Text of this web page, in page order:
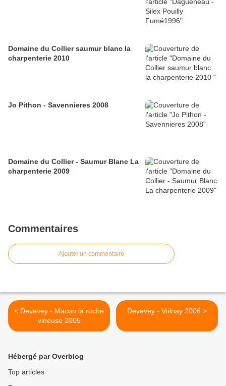
Domaine du Collier saumur blanc la
charpenterie 2010
Jo Pithon - Savennieres 2008
Domaine du Collier - Saumur Blanc La
charpenterie 2009
Commentaires
Ajouter un commentaire
< Devevey - Macon la roche
vineuse 2005
Devevey - Volnay 2006 >
Hébergé par Overblog
Top articles